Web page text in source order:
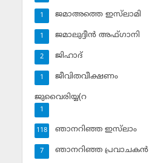
ജമാഅത്തെ ഇസ്‌ലാമി
1
ജമാലുദ്ദീന്‍ അഫ്ഗാനി
1
ജിഹാദ്‌
2
ജീവിതവീക്ഷണം
1
ജുവൈരിയ്യ(റ
1
ഞാനറിഞ്ഞ ഇസ്‌ലാം
118
ഞാനറിഞ്ഞ പ്രവാചകന്‍
7